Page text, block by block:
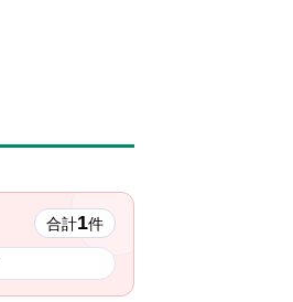
合計1件